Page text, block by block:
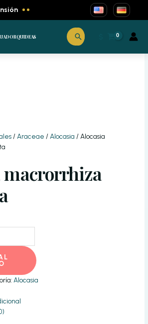
Buscar
/ Araceae / Alocasia / Alocasia
macrorrhiza
Alocasia